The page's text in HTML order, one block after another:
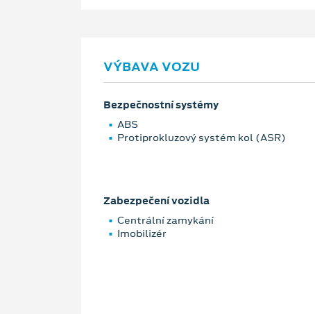
VÝBAVA VOZU
Bezpečnostní systémy
ABS
Protiprokluzový systém kol (ASR)
Zabezpečení vozidla
Centrální zamykání
Imobilizér